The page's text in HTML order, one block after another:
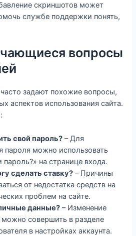
скриншотов может
службе поддержки понять,
вопросы
задают похожие вопросы,
аспектов использования сайта.
свой пароль? – Для
пароля можно использовать
на странице входа.
сделать ставку? – Причины
от недостатка средств на
проблем на сайте.
данные? – Изменение
совершить в разделе
в настройках аккаунта.